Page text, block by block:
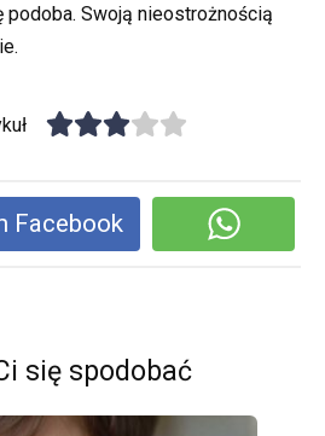
podoba. Swoją nieostrożnością
Facebook
się spodobać